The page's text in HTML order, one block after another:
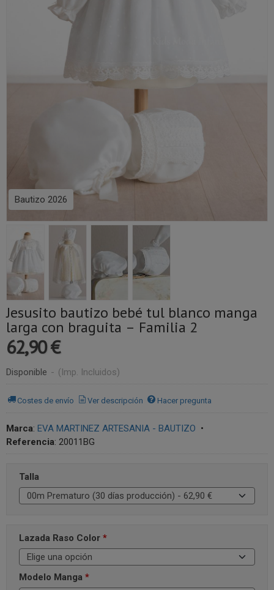
Bautizo 2026
Jesusito bautizo bebé tul blanco manga
larga con braguita – Familia 2
62,90 €
Disponible - (Imp. Incluidos)
Costes de envío Ver descripción Hacer pregunta
Marca: EVA MARTINEZ ARTESANIA - BAUTIZO •
Referencia: 20011BG
Talla
Lazada Raso Color *
Modelo Manga *